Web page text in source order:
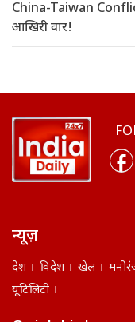
China-Taiwan
आखिरी वार!
न्यूज़
देश विदेश खेल
यूटिलिटी